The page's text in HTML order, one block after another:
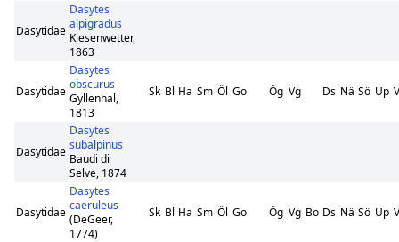
Dasytidae
Dasytes
alpigradus
Kiesenwetter,
1863
Dasytidae
Dasytes
obscurus
Gyllenhal,
1813
Sk Bl Ha Sm Öl Go Ög Vg Ds Nä Sö Up
Dasytidae
Dasytes
subalpinus
Baudi di
Selve, 1874
Dasytidae
Dasytes
caeruleus
(DeGeer,
1774)
Sk Bl Ha Sm Öl Go Ög Vg Bo Ds Nä Sö Up